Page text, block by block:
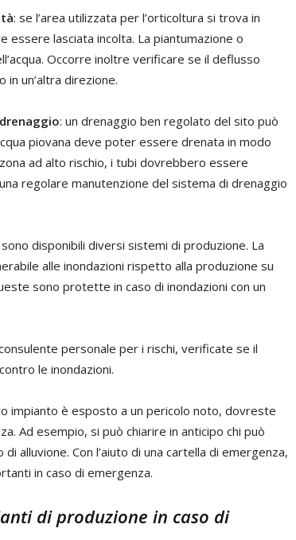
: se l’area utilizzata per l’orticoltura si trova in
essere lasciata incolta. La piantumazione o
Occorre inoltre verificare se il deflusso
in un’altra direzione.
: un drenaggio ben regolato del sito può
piovana deve poter essere drenata in modo
ad alto rischio, i tubi dovrebbero essere
regolare manutenzione del sistema di drenaggio
disponibili diversi sistemi di produzione. La
alle inondazioni rispetto alla produzione su
sono protette in caso di inondazioni con un
personale per i rischi, verificate se il
le inondazioni.
impianto è esposto a un pericolo noto, dovreste
Ad esempio, si può chiarire in anticipo chi può
alluvione. Con l’aiuto di una cartella di emergenza,
in caso di emergenza.
di produzione in caso di